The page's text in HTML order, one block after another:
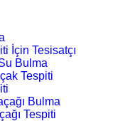
İçin Tesisatçı
Bulma
Tespiti
Bulma
Tespiti